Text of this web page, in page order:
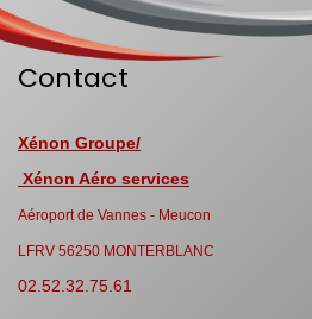
Contact
Xénon Groupe/
Xénon Aéro services
Aéroport de Vannes - Meucon
LFRV 56250 MONTERBLANC
02.52.32.75.61